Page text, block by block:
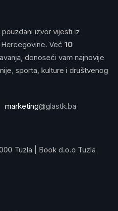
pouzdani izvor vijesti iz
Već 10
donoseći vam najnovije
sporta, kulture i društvenog
marketing@glastk.ba
Tuzla | Book d.o.o Tuzla